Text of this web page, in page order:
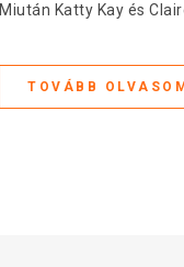
Miután Katty Kay és
TOVÁBB OLVASOM